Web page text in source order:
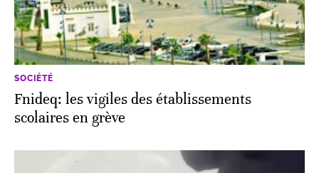
SOCIÉTÉ
Fnideq: les vigiles des établissements
scolaires en grève